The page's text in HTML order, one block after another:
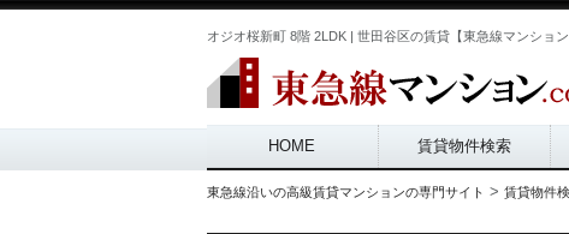
オジオ桜新町 8階 2LDK | 世田谷区の賃貸【東急線マンショ
Main menu
HOME 賃貸物件検索
東急線沿いの高級賃貸マンションの専門サイト > 賃貸物件